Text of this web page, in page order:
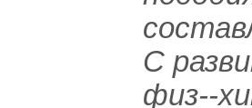
С
физ--